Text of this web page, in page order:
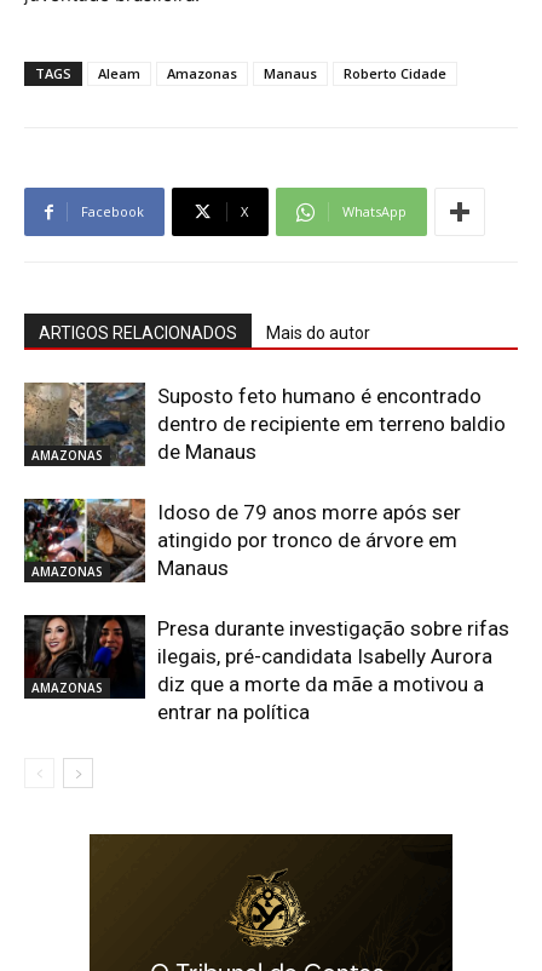
TAGS Aleam Amazonas Manaus Roberto Cidade
Facebook X WhatsApp
ARTIGOS RELACIONADOS Mais do autor
AMAZONAS
Suposto feto humano é encontrado
dentro de recipiente em terreno baldio
de Manaus
AMAZONAS
Idoso de 79 anos morre após ser
atingido por tronco de árvore em
Manaus
AMAZONAS
Presa durante investigação sobre rifas
ilegais, pré-candidata Isabelly Aurora
diz que a morte da mãe a motivou a
entrar na política